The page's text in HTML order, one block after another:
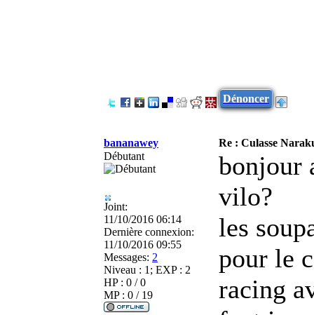
Dénoncer
bananawey
Re : Culasse
Débutant
Joint:
11/10/2016 06:14
Dernière connexion:
11/10/2016 09:55
Messages: 2
Niveau : 1; EXP : 2
HP : 0 / 0
MP : 0 / 19
bonjour
vilo?
les
pour le
racing